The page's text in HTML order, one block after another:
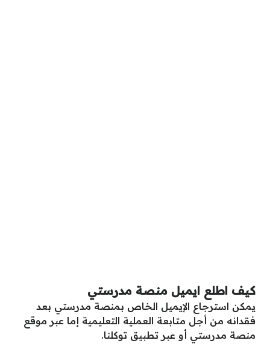
كيف اطلع ايميل منصة مدرستي
يمكن استرجاع الإيميل الخاص بمنصة مدرستي بعد
فقدانه من أجل متابعة العملية التعليمية إما عبر موقع
منصة مدرستي أو عبر تطبيق توكلنا.